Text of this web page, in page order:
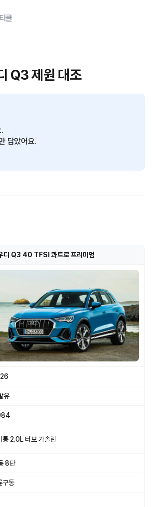
클
Q3 제원 대조
담았어요.
디 Q3 40 TFSI 콰트로 프리미엄
유
통 2.0L 터보 가솔린
8단
구동